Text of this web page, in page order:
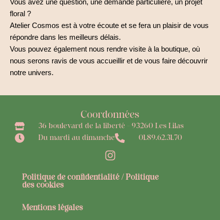
r
e
floral ?
Atelier Cosmos est à votre écoute et se fera un plaisir de vous
répondre dans les meilleurs délais.
Vous pouvez également nous rendre visite à la boutique, où
nous serons ravis de vous accueillir et de vous faire découvrir
notre univers.
Coordonnées
Politique de confidentialité / Politique
des cookies
Mentions légales
36 boulevard de la liberté - 93260 Les Lilas
Du mardi au dimanche
01.89.62.31.70
I
n
s
t